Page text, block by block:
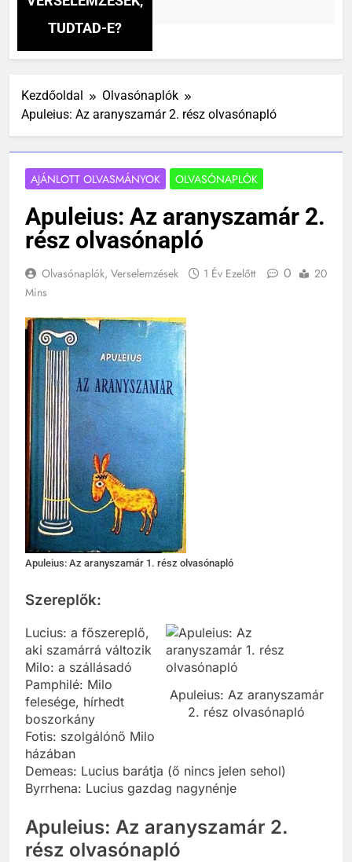
TUDTAD-E?
Kezdőoldal
Olvasónaplók
Apuleius: Az aranyszamár 2. rész olvasónapló
AJÁNLOTT OLVASMÁNYOK OLVASÓNAPLÓK
Apuleius: Az aranyszamár 2.
rész olvasónapló
Olvasónaplók, Verselemzések 1 Év Ezelőtt 0
20
Mins
Apuleius: Az aranyszamár 1. rész olvasónapló
Szereplők:
Apuleius: Az aranyszamár
2. rész olvasónapló
Lucius: a főszereplő,
aki szamárrá változik
Milo: a szállásadó
Pamphilé: Milo
felesége, hírhedt
boszorkány
Fotis: szolgálónő Milo
házában
Demeas: Lucius barátja (ő nincs jelen sehol)
Byrrhena: Lucius gazdag nagynénje
Apuleius: Az aranyszamár 2.
rész olvasónapló